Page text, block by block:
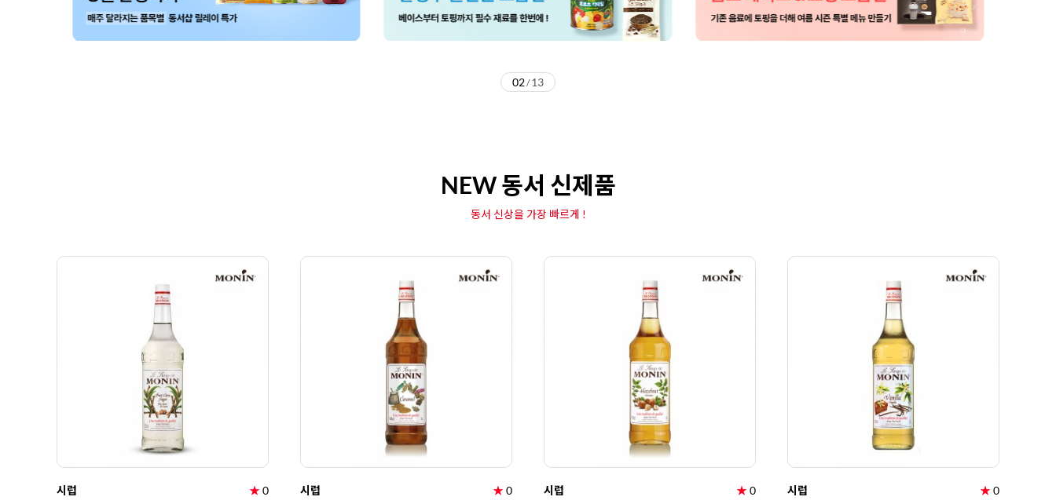
02/ 13
NEW 동서 신제품
동서 신상을 가장 빠르게 !
시럽 ★0 시럽 ★0 시럽 ★0 시럽 ★0